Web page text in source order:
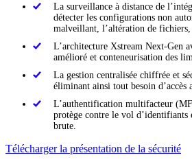
La surveillance à distance de
détecter les configurations non
malveillant, l’altération de fichiers,
L’architecture Xstream Next-Gen
amélioré et conteneurisation des
La gestion centralisée chiffrée et
éliminant ainsi tout besoin d’accès
L’authentification multifacteur
protège contre le vol d’identifiants
brute.
Télécharger la présentation de la sécurité